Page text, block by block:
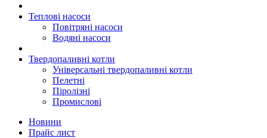
Теплові насоси
Повітряні насоси
Водяні насоси
Твердопаливні котли
Універсальні твердопаливні котли
Пелетні
Піролізні
Промислові
Новини
Прайс лист